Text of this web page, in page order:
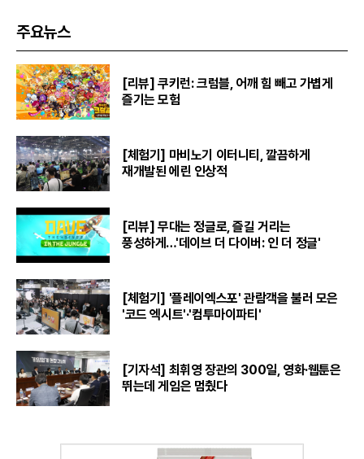
주요뉴스
[리뷰] 쿠키런: 크럼블, 어깨 힘 빼고 가볍게
즐기는 모험
[체험기] 마비노기 이터니티, 깔끔하게
재개발된 에린 인상적
[리뷰] 무대는 정글로, 즐길 거리는
풍성하게…'데이브 더 다이버: 인 더 정글'
[체험기] '플레이엑스포' 관람객을 불러 모은
'코드 엑시트'·'컴투마이파티'
[기자석] 최휘영 장관의 300일, 영화·웹툰은
뛰는데 게임은 멈췄다